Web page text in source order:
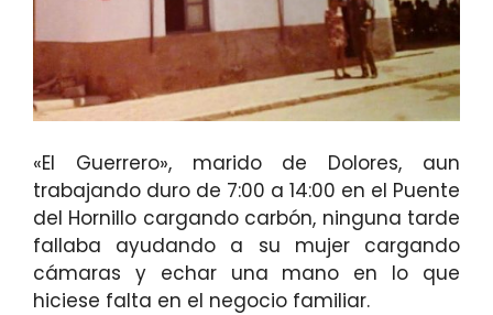
«El Guerrero», marido de Dolores, aun
trabajando duro de 7:00 a 14:00 en el Puente
del Hornillo cargando carbón, ninguna tarde
fallaba ayudando a su mujer cargando
cámaras y echar una mano en lo que
hiciese falta en el negocio familiar.